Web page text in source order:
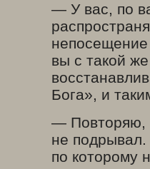
— У вас, по
вы с такой
Бога», и
— Повторяю,
не подрывал.
по которому